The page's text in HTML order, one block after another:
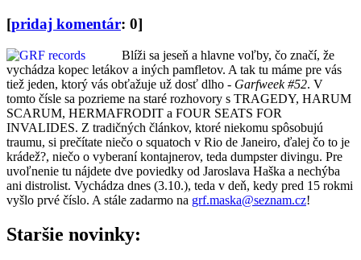
[pridaj komentár: 0]
Blíži sa jeseň a hlavne voľby, čo značí, že
vychádza kopec letákov a iných pamfletov. A tak tu máme pre vás
tiež jeden, ktorý vás obťažuje už dosť dlho - Garfweek #52. V
tomto čísle sa pozrieme na staré rozhovory s TRAGEDY, HARUM
SCARUM, HERMAFRODIT a FOUR SEATS FOR
INVALIDES. Z tradičných článkov, ktoré niekomu spôsobujú
traumu, si prečítate niečo o squatoch v Rio de Janeiro, ďalej čo to je
krádež?, niečo o vyberaní kontajnerov, teda dumpster divingu. Pre
uvoľnenie tu nájdete dve poviedky od Jaroslava Haška a nechýba
ani distrolist. Vychádza dnes (3.10.), teda v deň, kedy pred 15 rokmi
vyšlo prvé číslo. A stále zadarmo na grf.maska@seznam.cz!
Staršie novinky: